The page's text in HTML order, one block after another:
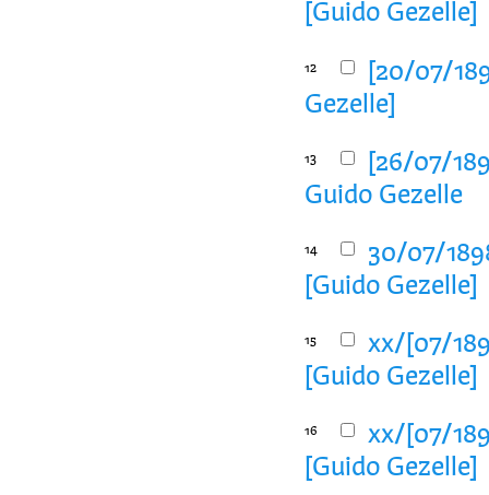
[Guido Gezelle]
12
[20/07/
Gezelle]
13
[26/07/
Guido Gezelle
14
30/07/
[Guido Gezelle]
15
xx/[07/
[Guido Gezelle]
16
xx/[07/
[Guido Gezelle]